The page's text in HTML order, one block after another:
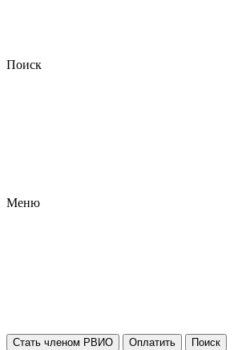
Поиск
Меню
Стать членом РВИО Оплатить Поиск